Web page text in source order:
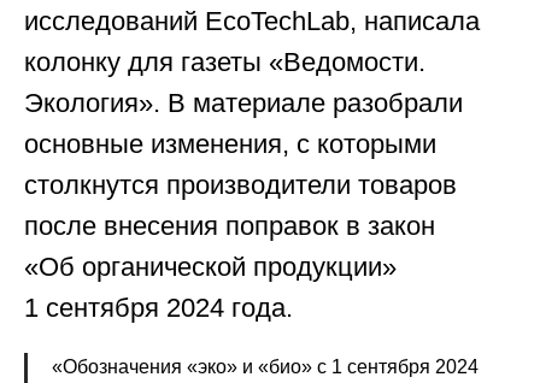
исследований EcoTechLab, написала
колонку для газеты «Ведомости.
Экология». В материале разобрали
основные изменения, с которыми
столкнутся производители товаров
после внесения поправок в закон
«Об органической продукции»
1 сентября 2024 года.
«Обозначения «эко» и «био» с 1 сентября 2024